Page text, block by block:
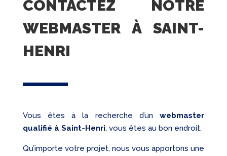
CONTACTEZ NOTRE
WEBMASTER À SAINT-
HENRI
Vous êtes à la recherche d’unwebmaster
qualifié à Saint-Henri, vous êtes au bon endroit.
Qu’importe votre projet, nous vous apportons une